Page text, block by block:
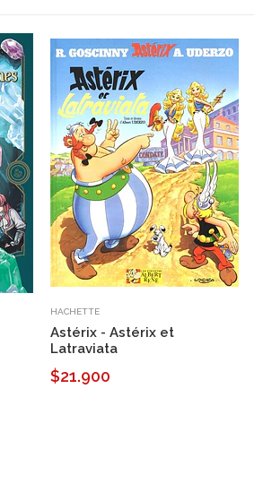
HACHETTE
Astérix - Astérix et
Latraviata
$21.900